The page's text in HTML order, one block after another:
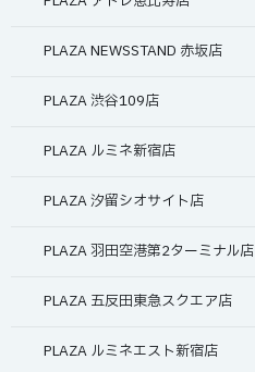
PLAZA NEWSSTAND 赤坂店
PLAZA 渋谷109店
PLAZA ルミネ新宿店
PLAZA 汐留シオサイト店
PLAZA 羽田空港第2ターミナル店
PLAZA 五反田東急スクエア店
PLAZA ルミネエスト新宿店